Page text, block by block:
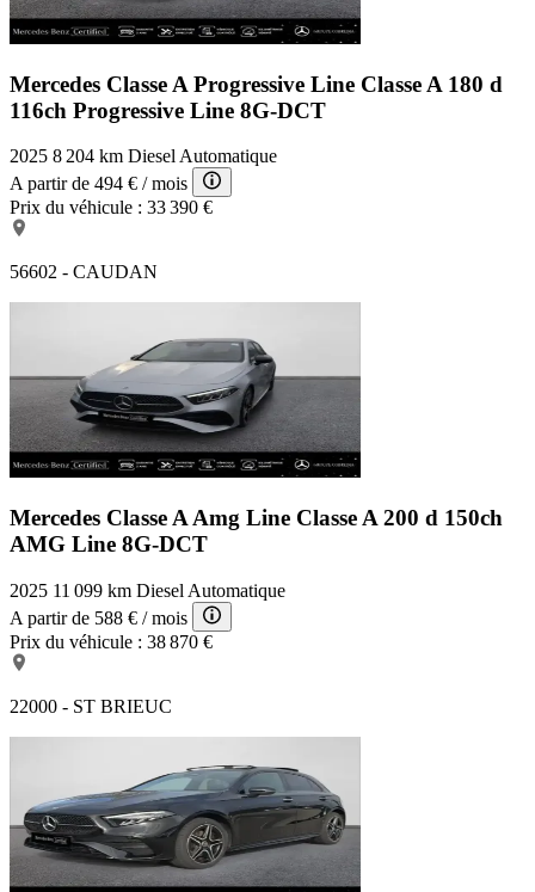
Mercedes Classe A Progressive Line Classe A 180 d
116ch Progressive Line 8G-DCT
2025 8 204 km DieselAutomatique
A partir de 494 € / mois
Prix du véhicule : 33 390 €
56602 - CAUDAN
Mercedes Classe A Amg Line Classe A 200 d 150ch
AMG Line 8G-DCT
2025 11 099 km Diesel Automatique
A partir de 588 € / mois
Prix du véhicule : 38 870 €
22000 - ST BRIEUC